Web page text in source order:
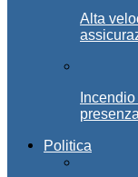
Alta
Politica